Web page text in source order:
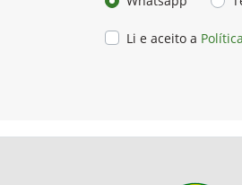
Li e aceito a